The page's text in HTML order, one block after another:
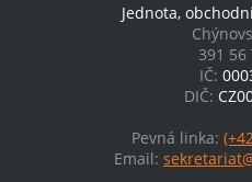
Jednota,
391 56
IČ:
DIČ:
Pevná linka:
Email: